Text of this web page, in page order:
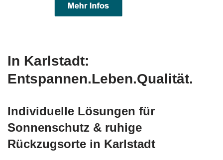
In Karlstadt:
Entspannen.Leben.Qualität.
Individuelle Lösungen für
Sonnenschutz & ruhige
Rückzugsorte in Karlstadt